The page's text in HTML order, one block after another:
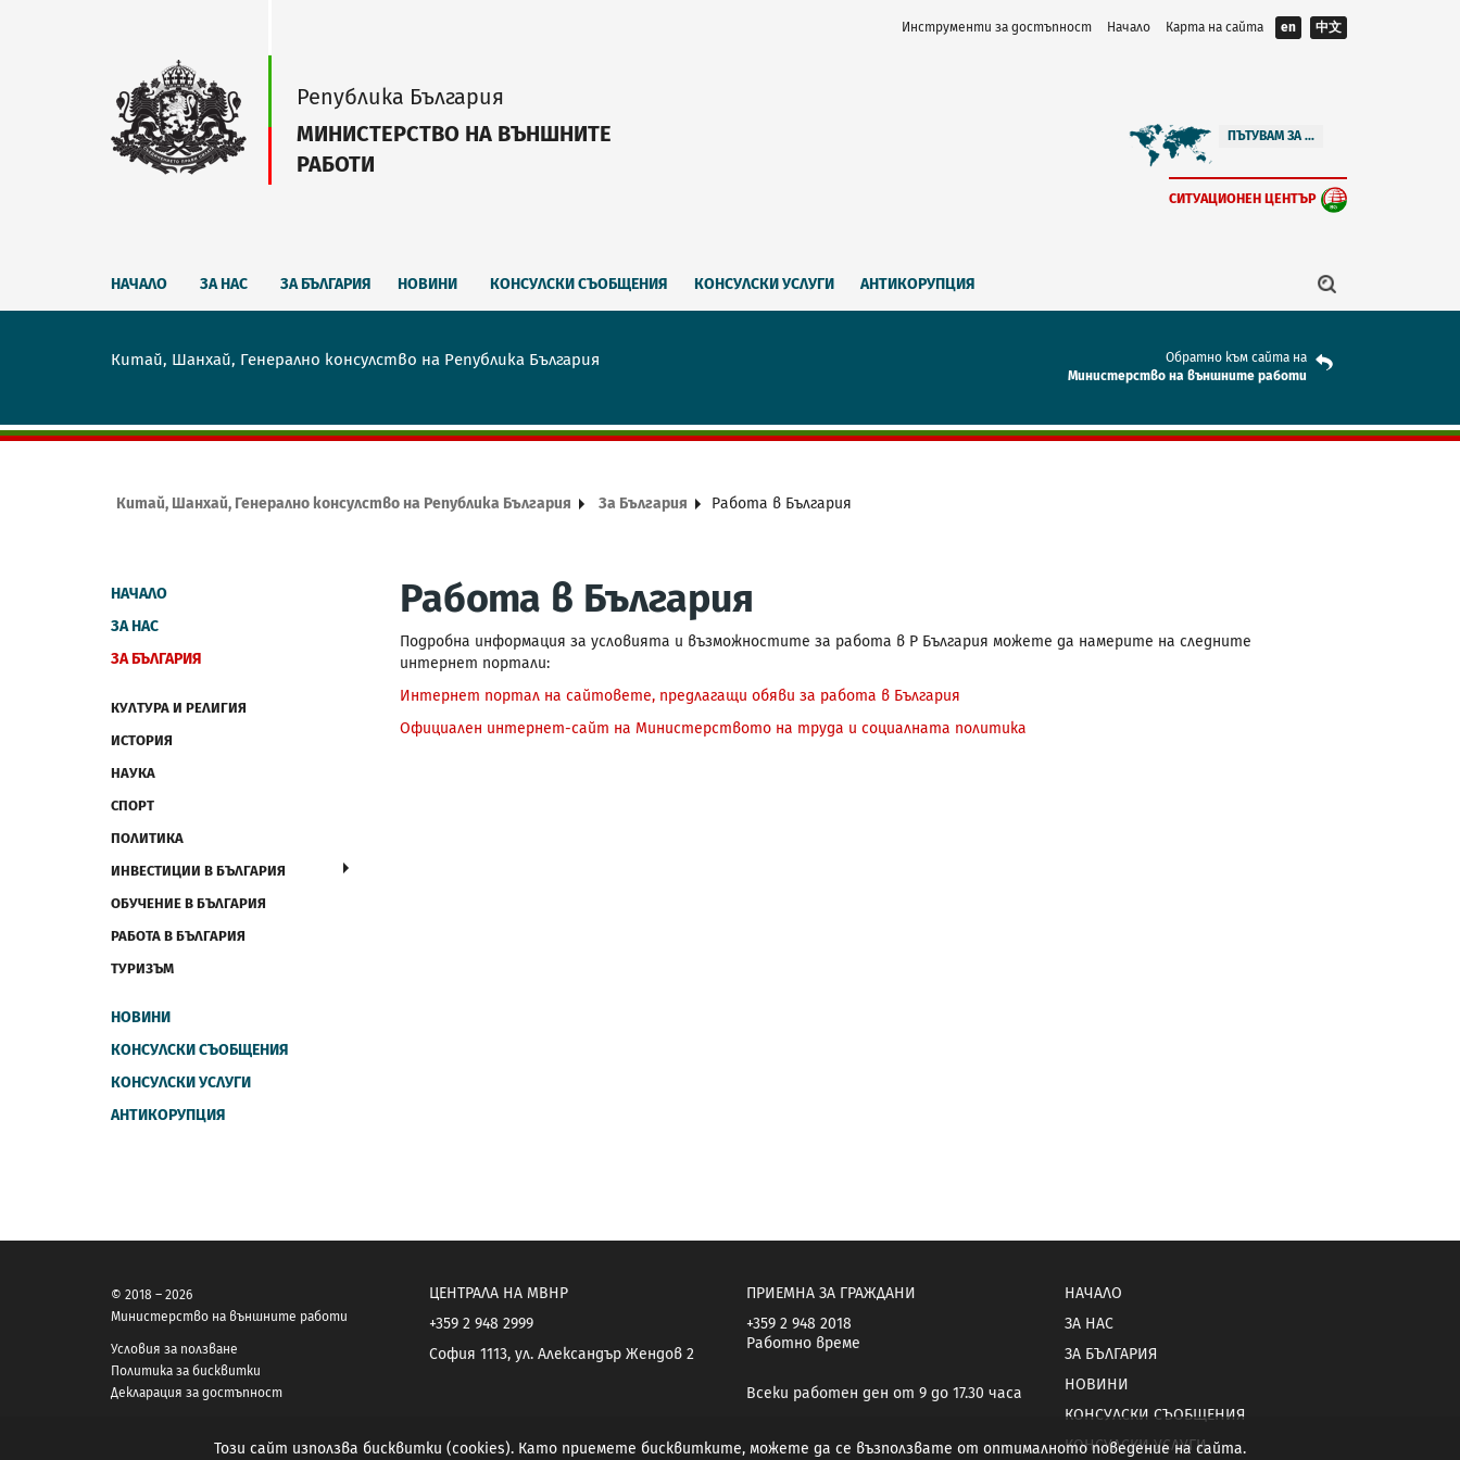
Инструменти за достъпност Начало Карта на сайта en 中文
Република България
МИНИСТЕРСТВО НА ВЪНШНИТЕ
РАБОТИ
ПЪТУВАМ ЗА ...
СИТУАЦИОНЕН ЦЕНТЪР
НАЧАЛО ЗА НАС ЗА БЪЛГАРИЯ НОВИНИ КОНСУЛСКИ СЪОБЩЕНИЯ КОНСУЛСКИ УСЛУГИ АНТИКОРУПЦИЯ
Китай, Шанхай, Генерално консулство на Република България
Обратно към сайта на
Mинистерство на външните работи
Китай, Шанхай, Генерално консулство на Република България За България Работа в България
НАЧАЛО
ЗА НАС
ЗА БЪЛГАРИЯ
КУЛТУРА И РЕЛИГИЯ
ИСТОРИЯ
НАУКА
СПОРТ
ПОЛИТИКА
ИНВЕСТИЦИИ В БЪЛГАРИЯ
ОБУЧЕНИЕ В БЪЛГАРИЯ
РАБОТА В БЪЛГАРИЯ
ТУРИЗЪМ
НОВИНИ
КОНСУЛСКИ СЪОБЩЕНИЯ
КОНСУЛСКИ УСЛУГИ
АНТИКОРУПЦИЯ
Работа в България
Подробна информация за условията и възможностите за работа в Р България можете да намерите на следните
интернет портали:
Интернет портал на сайтовете, предлагащи обяви за работа в България
Официален интернет-сайт на Министерството на труда и социалната политика
© 2018 – 2026
Министерство на външните работи
Условия за ползване
Политика за бисквитки
Декларация за достъпност
ЦЕНТРАЛА НА МВНР
+359 2 948 2999
София 1113, ул. Александър Жендов 2
ПРИЕМНА ЗА ГРАЖДАНИ
+359 2 948 2018
Работно време
Всеки работен ден от 9 до 17.30 часа
НАЧАЛО
ЗА НАС
ЗА БЪЛГАРИЯ
НОВИНИ
КОНСУЛСКИ СЪОБЩЕНИЯ
КОНСУЛСКИ УСЛУГИ
Този сайт използва бисквитки (cookies). Като приемете бисквитките, можете да се възползвате от оптималното поведение на сайта.